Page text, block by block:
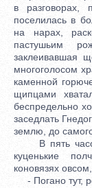
в разговорах,
поселилась в
на нарах,
пастушьим
заклеивавшая
многоголосом
каменной
щипцами
беспредельно
заседлать
землю, до
В пять часов
куценькие
коновязях
- Погано тут,